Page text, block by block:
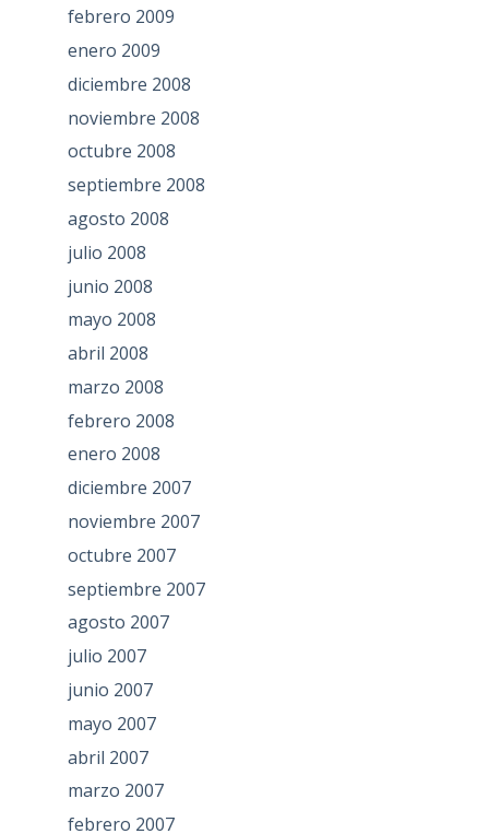
febrero 2009
enero 2009
diciembre 2008
noviembre 2008
octubre 2008
septiembre 2008
agosto 2008
julio 2008
junio 2008
mayo 2008
abril 2008
marzo 2008
febrero 2008
enero 2008
diciembre 2007
noviembre 2007
octubre 2007
septiembre 2007
agosto 2007
julio 2007
junio 2007
mayo 2007
abril 2007
marzo 2007
febrero 2007